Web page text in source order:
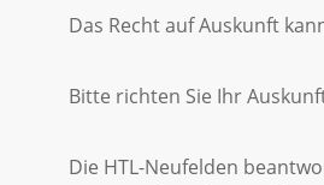
Das Recht auf Auskunft
Bitte richten Sie Ihr
Die HTL-Neufelden